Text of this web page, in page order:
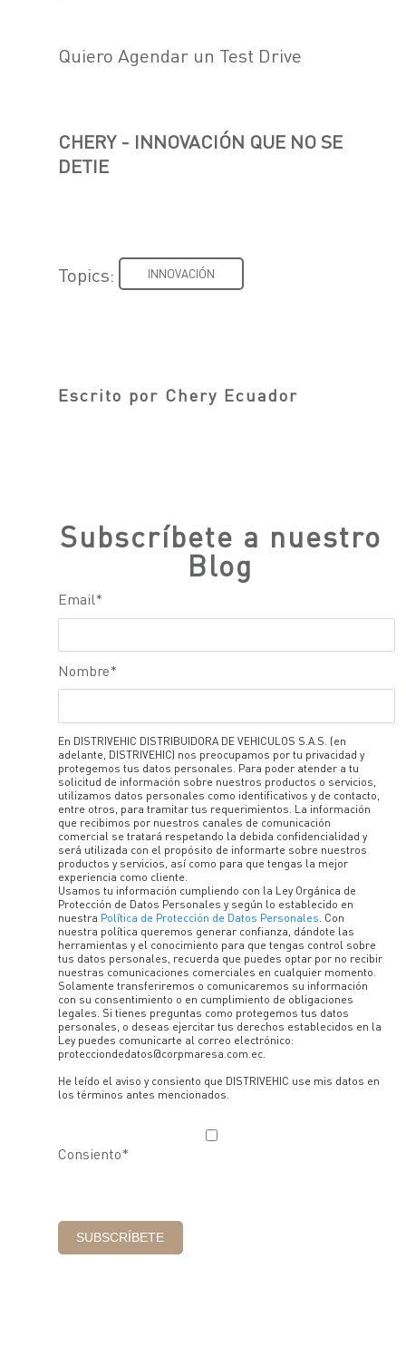
Quiero Agendar un Test Drive
CHERY - INNOVACIÓN QUE NO SE
DETIE
Topics: INNOVACIÓN
Escrito por Chery Ecuador
Subscríbete a nuestro
Blog
Email*
Nombre*
En DISTRIVEHIC DISTRIBUIDORA DE VEHICULOS S.A.S. (en
adelante, DISTRIVEHIC) nos preocupamos por tu privacidad y
protegemos tus datos personales. Para poder atender a tu
solicitud de información sobre nuestros productos o servicios,
utilizamos datos personales como identificativos y de contacto,
entre otros, para tramitar tus requerimientos. La información
que recibimos por nuestros canales de comunicación
comercial se tratará respetando la debida confidencialidad y
será utilizada con el propósito de informarte sobre nuestros
productos y servicios, así como para que tengas la mejor
experiencia como cliente.
Usamos tu información cumpliendo con la Ley Orgánica de
Protección de Datos Personales y según lo establecido en
nuestra Política de Protección de Datos Personales . Con
nuestra política queremos generar confianza, dándote las
herramientas y el conocimiento para que tengas control sobre
tus datos personales, recuerda que puedes optar por no recibir
nuestras comunicaciones comerciales en cualquier momento.
Solamente transferiremos o comunicaremos su información
con su consentimiento o en cumplimiento de obligaciones
legales. Si tienes preguntas como protegemos tus datos
personales, o deseas ejercitar tus derechos establecidos en la
Ley puedes comunicarte al correo electrónico:
protecciondedatos@corpmaresa.com.ec.
He leído el aviso y consiento que DISTRIVEHIC use mis datos en
los términos antes mencionados.
Consiento*